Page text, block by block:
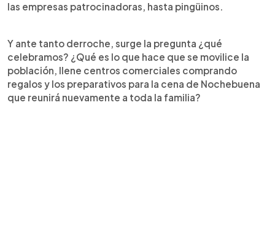
las empresas patrocinadoras, hasta pingüinos.
Y ante tanto derroche, surge la pregunta ¿qué
celebramos? ¿Qué es lo que hace que se movilice la
población, llene centros comerciales comprando
regalos y los preparativos para la cena de Nochebuena
que reunirá nuevamente a toda la familia?